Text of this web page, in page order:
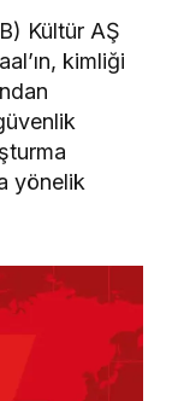
Kültür AŞ
kimliği
yönelik